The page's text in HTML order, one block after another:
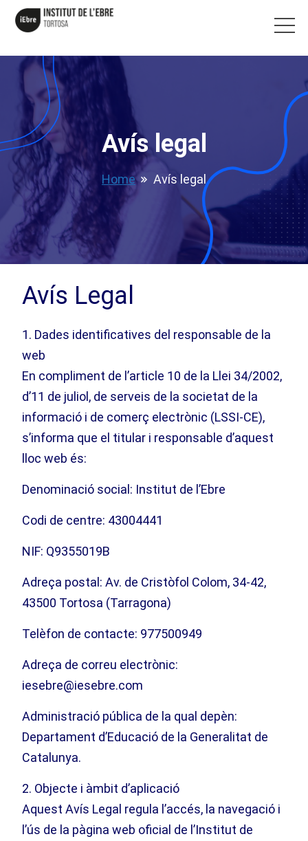
Avís legal
Home Avís legal
Avís Legal
1. Dades identificatives del responsable de la
web
En compliment de l’article 10 de la Llei 34/2002,
d’11 de juliol, de serveis de la societat de la
informació i de comerç electrònic (LSSI-CE),
s’informa que el titular i responsable d’aquest
lloc web és:
Denominació social: Institut de l’Ebre
Codi de centre: 43004441
NIF: Q9355019B
Adreça postal: Av. de Cristòfol Colom, 34-42,
43500 Tortosa (Tarragona)
Telèfon de contacte: 977500949
Adreça de correu electrònic:
iesebre@iesebre.com
Administració pública de la qual depèn:
Departament d’Educació de la Generalitat de
Catalunya.
2. Objecte i àmbit d’aplicació
Aquest Avís Legal regula l’accés, la navegació i
l’ús de la pàgina web oficial de l’Institut de